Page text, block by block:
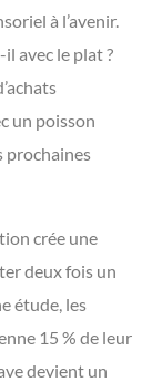
à l’avenir.
il avec le plat ?
un poisson
prochaines
crée une
deux fois un
étude, les
15 % de leur
devient un